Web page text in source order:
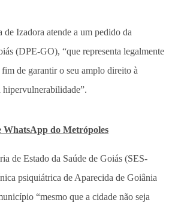
Izadora atende a um pedido da
(DPE-GO), “que representa legalmente
de garantir o seu amplo direito à
hipervulnerabilidade”.
WhatsApp do Metrópoles
de Estado da Saúde de Goiás (SES-
psiquiátrica de Aparecida de Goiânia
“mesmo que a cidade não seja